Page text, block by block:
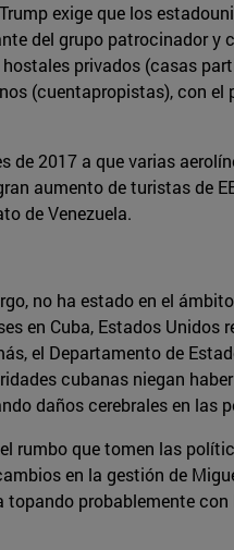
exige que los
del grupo patrocinador
privados (casas
(cuentapropistas), con
2017 a que varias
aumento de turistas de
de Venezuela.
no ha estado en el
en Cuba, Estados Unidos
el Departamento de
cubanas niegan
daños cerebrales en las
rumbo que tomen las
en la gestión de
probablemente